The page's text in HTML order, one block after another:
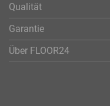
Qualität
Garantie
Über FLOOR24